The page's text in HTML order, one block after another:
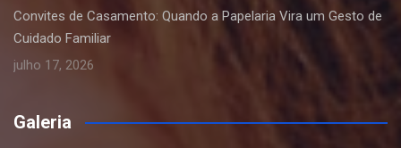
Convites de Casamento: Quando a Papelaria Vira um Gesto de
Cuidado Familiar
julho 17, 2026
Galeria